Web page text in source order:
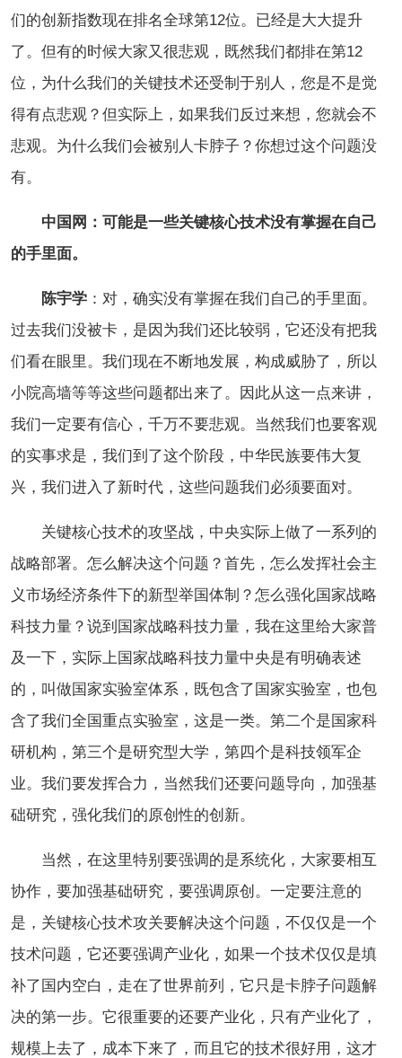
们的创新指数现在排名全球第12位。已经是大大提升
了。但有的时候大家又很悲观，既然我们都排在第12
位，为什么我们的关键技术还受制于别人，您是不是觉
得有点悲观？但实际上，如果我们反过来想，您就会不
悲观。为什么我们会被别人卡脖子？你想过这个问题没
有。
中国网：可能是一些关键核心技术没有掌握在自己
的手里面。
陈宇学 ：对，确实没有掌握在我们自己的手里面。
过去我们没被卡，是因为我们还比较弱，它还没有把我
们看在眼里。我们现在不断地发展，构成威胁了，所以
小院高墙等等这些问题都出来了。因此从这一点来讲，
我们一定要有信心，千万不要悲观。当然我们也要客观
的实事求是，我们到了这个阶段，中华民族要伟大复
兴，我们进入了新时代，这些问题我们必须要面对。
关键核心技术的攻坚战，中央实际上做了一系列的
战略部署。怎么解决这个问题？首先，怎么发挥社会主
义市场经济条件下的新型举国体制？怎么强化国家战略
科技力量？说到国家战略科技力量，我在这里给大家普
及一下，实际上国家战略科技力量中央是有明确表述
的，叫做国家实验室体系，既包含了国家实验室，也包
含了我们全国重点实验室，这是一类。第二个是国家科
研机构，第三个是研究型大学，第四个是科技领军企
业。我们要发挥合力，当然我们还要问题导向，加强基
础研究，强化我们的原创性的创新。
当然，在这里特别要强调的是系统化，大家要相互
协作，要加强基础研究，要强调原创。一定要注意的
是，关键核心技术攻关要解决这个问题，不仅仅是一个
技术问题，它还要强调产业化，如果一个技术仅仅是填
补了国内空白，走在了世界前列，它只是卡脖子问题解
决的第一步。它很重要的还要产业化，只有产业化了，
规模上去了，成本下来了，而且它的技术很好用，这才